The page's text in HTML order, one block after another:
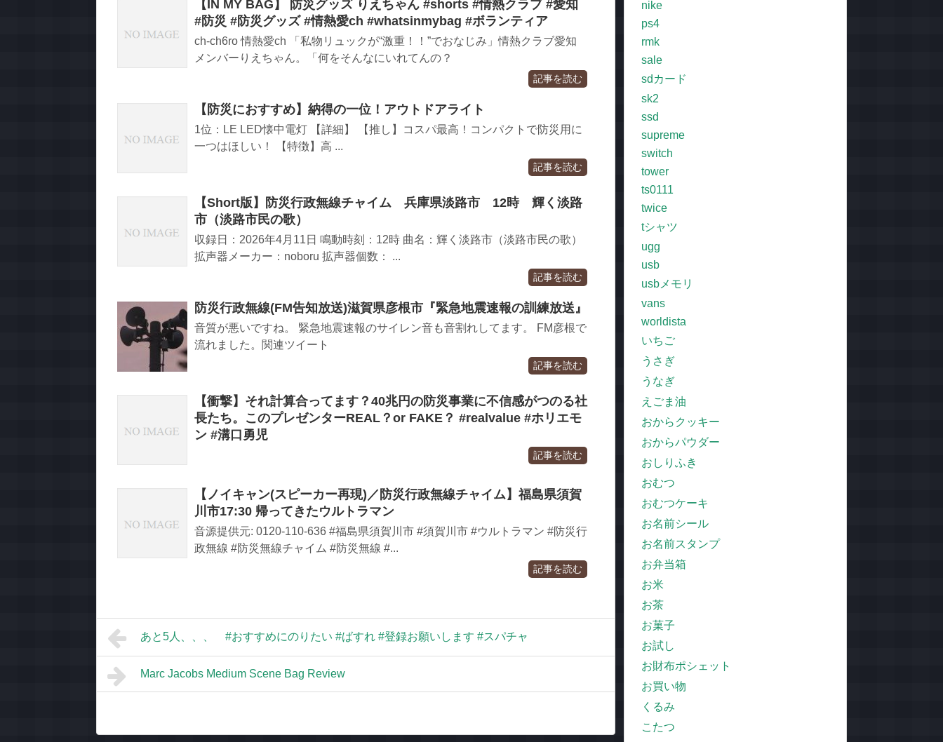
【IN MY BAG】 防災グッズ りえちゃん #shorts #情熱クラブ #愛知
#防災 #防災グッズ #情熱愛ch #whatsinmybag #ボランティア
ch-ch6ro 情熱愛ch 「私物リュックが“激重！！”でおなじみ」情熱クラブ愛知
メンバーりえちゃん。「何をそんなにいれてんの？
記事を読む
【防災におすすめ】納得の一位！アウトドアライト
1位：LE LED懐中電灯 【詳細】 【推し】コスパ最高！コンパクトで防災用に
一つはほしい！ 【特徴】高 ...
記事を読む
【Short版】防災行政無線チャイム 兵庫県淡路市 12時 輝く淡路
市（淡路市民の歌）
収録日：2026年4月11日 鳴動時刻：12時 曲名：輝く淡路市（淡路市民の歌）
拡声器メーカー：noboru 拡声器個数： ...
記事を読む
防災行政無線(FM告知放送)滋賀県彦根市『緊急地震速報の訓練放送』
音質が悪いですね。 緊急地震速報のサイレン音も音割れしてます。 FM彦根で
流れました。関連ツイート
記事を読む
【衝撃】それ計算合ってます？40兆円の防災事業に不信感がつのる社
長たち。このプレゼンターREAL？or FAKE？ #realvalue #ホリエモ
ン #溝口勇児
記事を読む
【ノイキャン(スピーカー再現)／防災行政無線チャイム】福島県須賀
川市17:30 帰ってきたウルトラマン
音源提供元: 0120-110-636 #福島県須賀川市 #須賀川市 #ウルトラマン #防災行
政無線 #防災無線チャイム #防災無線 #...
記事を読む
あと5人、、、 #おすすめにのりたい #ばすれ #登録お願いします #スパチャ
Marc Jacobs Medium Scene Bag Review
nike
ps4
rmk
sale
sdカード
sk2
ssd
supreme
switch
tower
ts0111
twice
tシャツ
ugg
usb
usbメモリ
vans
worldista
いちご
うさぎ
うなぎ
えごま油
おからクッキー
おからパウダー
おしりふき
おむつ
おむつケーキ
お名前シール
お名前スタンプ
お弁当箱
お米
お茶
お菓子
お試し
お財布ポシェット
お買い物
くるみ
こたつ